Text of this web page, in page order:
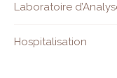
Laboratoire
Hospitalisation